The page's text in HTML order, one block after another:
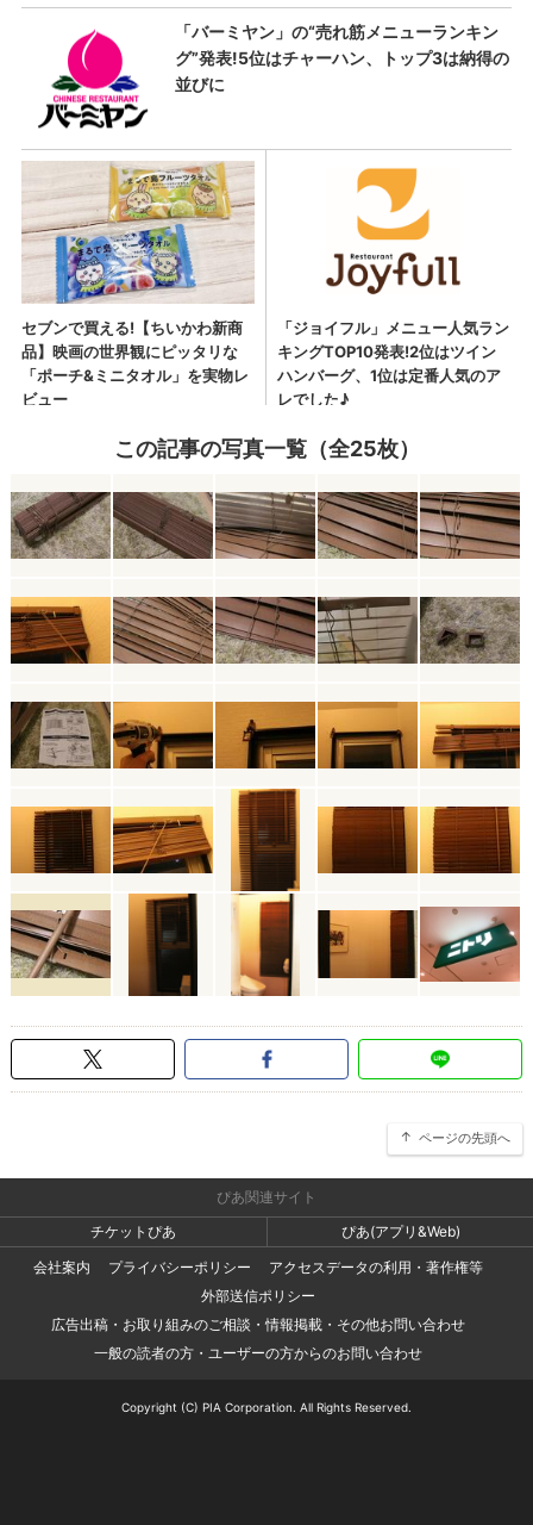
この記事の写真一覧（全25枚）
ページの先頭へ
ぴあ関連サイト
チケットぴあ
ぴあ(アプリ&Web)
会社案内
プライバシーポリシー
アクセスデータの利用・著作権等
外部送信ポリシー
広告出稿・お取り組みのご相談・情報掲載・その他お問い合わせ
一般の読者の方・ユーザーの方からのお問い合わせ
Copyright (C) PIA Corporation. All Rights Reserved.